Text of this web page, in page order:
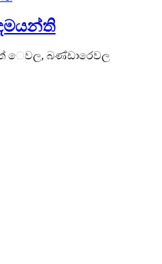
ෙවල, බණ්ඩාරෙවල